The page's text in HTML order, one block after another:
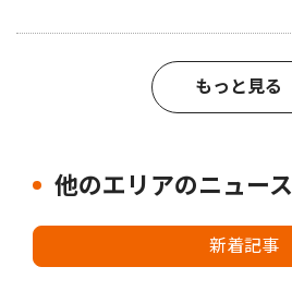
もっと見る
他のエリアのニュース
新着記事